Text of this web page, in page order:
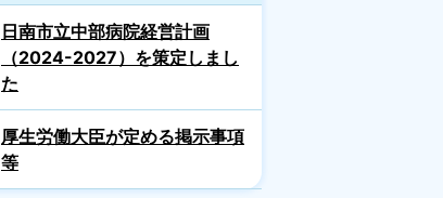
日南市立中部病院経営計画
（2024-2027）を策定しまし
た
厚生労働大臣が定める掲示事項
等